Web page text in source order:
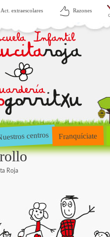
Act. extraescolares Razones
centros Franquíciate
Roja